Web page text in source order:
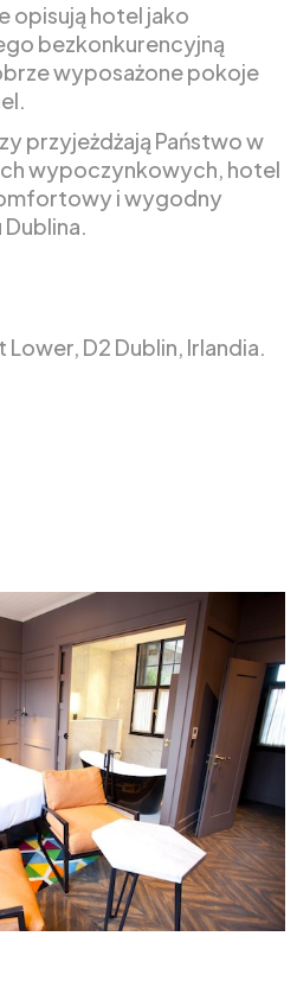
opisują hotel jako
bezkonkurencyjną
wyposażone pokoje
przyjeżdżają Państwo w
wypoczynkowych, hotel
i wygodny
D2 Dublin, Irlandia.